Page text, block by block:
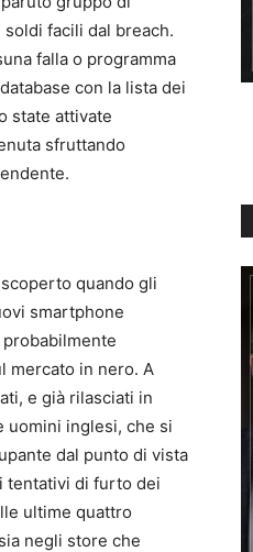
soldi facili dal breach.
falla o programma
con la lista dei
state attivate
sfruttando
quando gli
smartphone
mercato in nero. A
e già rilasciati in
uomini inglesi, che si
dal punto di vista
tentativi di furto dei
ultime quattro
negli store che